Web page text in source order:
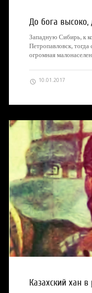
До бога высоко,
Западную Сибирь, к
Петропавловск,
огромная
10.01.2017
Казахский хан в